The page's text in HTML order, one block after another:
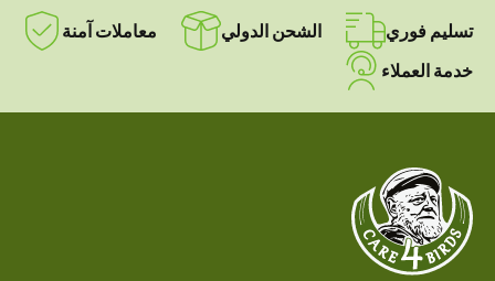
تسليم فوري الشحن الدولي
معاملات آمنة
خدمة العملاء